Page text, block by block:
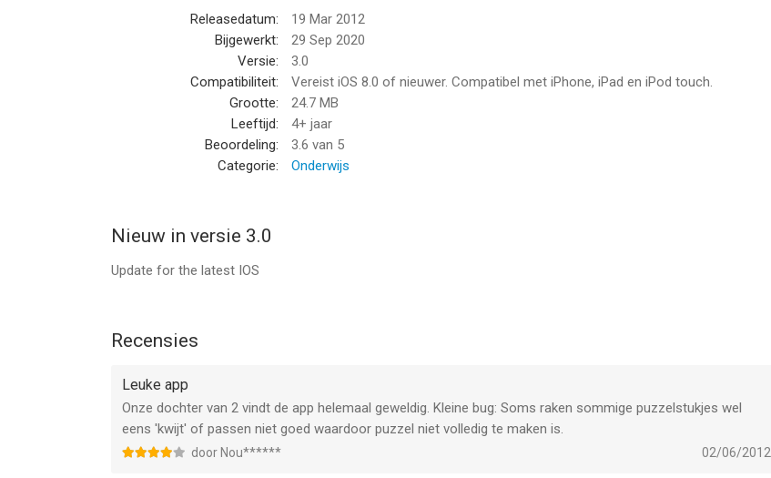
Releasedatum:
19 Mar 2012
Bijgewerkt:
29 Sep 2020
Versie:
3.0
Compatibiliteit:
Vereist iOS 8.0 of nieuwer. Compatibel met iPhone, iPad en iPod touch.
Grootte:
24.7 MB
Leeftijd:
4+ jaar
Beoordeling:
3.6 van 5
Categorie:
Onderwijs
Nieuw in versie 3.0
Update for the latest IOS
Recensies
Leuke app
Onze dochter van 2 vindt de app helemaal geweldig. Kleine bug: Soms raken sommige puzzelstukjes wel
eens 'kwijt' of passen niet goed waardoor puzzel niet volledig te maken is.
door Nou****** 02/06/2012